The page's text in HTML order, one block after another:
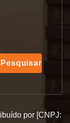
por [CNPJ: